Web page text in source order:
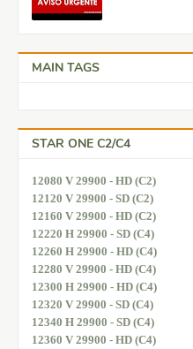
MAIN TAGS
STAR ONE C2/C4
12080 V 29900 - HD (C2)
12120 V 29900 - SD (C2)
12160 V 29900 - HD (C2)
12220 H 29900 - SD (C4)
12260 H 29900 - HD (C4)
12280 V 29900 - HD (C4)
12300 H 29900 - HD (C4)
12320 V 29900 - SD (C4)
12340 H 29900 - SD (C4)
12360 V 29900 - HD (C4)